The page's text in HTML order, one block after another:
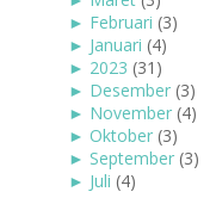
► Februari (3)
► Januari (4)
► 2023 (31)
► Desember (3)
► November (4)
► Oktober (3)
► September (3)
► Juli (4)